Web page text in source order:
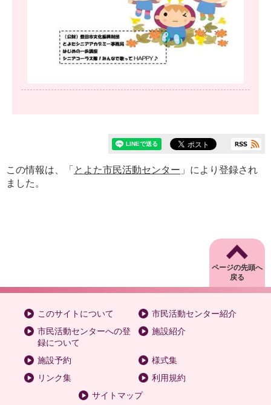
この情報は、「 とよた市民活動センター 」により登録され
ました。
ページの先頭へ
戻る
このサイトについて
市民活動センター紹介
市民活動センターへの登
録について
施設紹介
施設予約
様式集
リンク集
利用規約
サイトマップ